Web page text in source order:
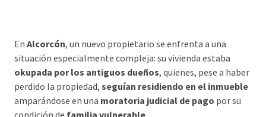
En Alcorcón, un nuevo propietario se enfrenta a una
situación especialmente compleja: su vivienda estaba
okupada por los antiguos dueños, quienes, pese a haber
perdido la propiedad, seguían residiendo en el inmueble
amparándose en una moratoria judicial de pago por su